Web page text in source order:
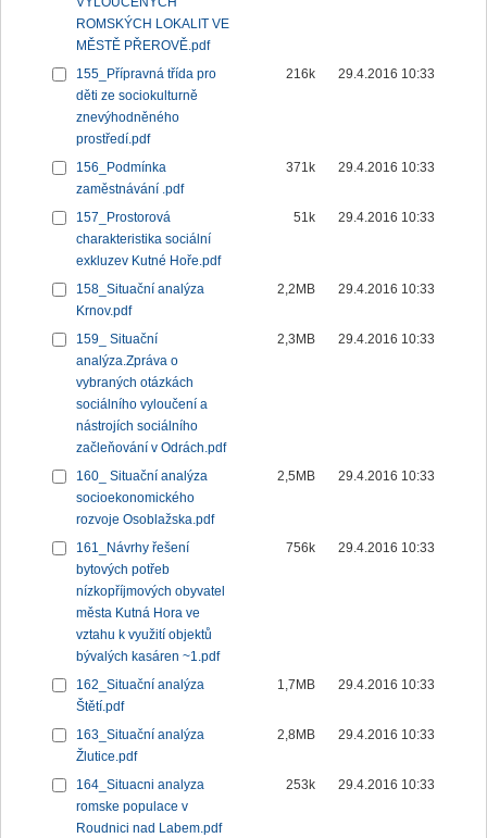
ROMSKÝCH LOKALIT VE
MĚSTĚ PŘEROVĚ.pdf
155_Přípravná třída pro
děti ze sociokulturně
znevýhodněného
prostředí.pdf
216k 29.4.2016 10:33
156_Podmínka
zaměstnávání .pdf
371k 29.4.2016 10:33
157_Prostorová
charakteristika sociální
exkluzev Kutné Hoře.pdf
51k 29.4.2016 10:33
158_Situační analýza
Krnov.pdf
2,2MB 29.4.2016 10:33
159_ Situační
analýza.Zpráva o
vybraných otázkách
sociálního vyloučení a
nástrojích sociálního
začleňování v Odrách.pdf
2,3MB 29.4.2016 10:33
160_ Situační analýza
socioekonomického
rozvoje Osoblažska.pdf
2,5MB 29.4.2016 10:33
161_Návrhy řešení
bytových potřeb
nízkopříjmových obyvatel
města Kutná Hora ve
vztahu k využití objektů
bývalých kasáren ~1.pdf
756k 29.4.2016 10:33
162_Situační analýza
Štětí.pdf
1,7MB 29.4.2016 10:33
163_Situační analýza
Žlutice.pdf
2,8MB 29.4.2016 10:33
164_Situacni analyza
romske populace v
Roudnici nad Labem.pdf
253k 29.4.2016 10:33